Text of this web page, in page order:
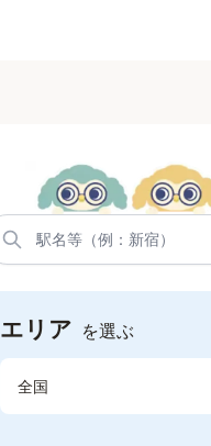
エリア を選ぶ
全国